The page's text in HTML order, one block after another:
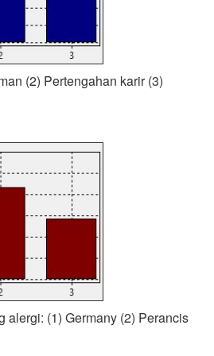
(2) Pertengahan karir (3)
alergi: (1) Germany (2) Perancis